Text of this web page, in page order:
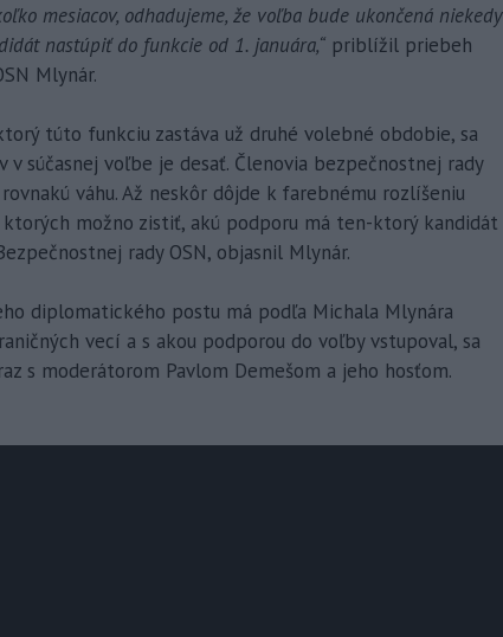
mesiacov, odhadujeme, že voľba bude ukončená niekedy
nastúpiť do funkcie od 1. januára,“ priblížil priebeh
Mlynár.
túto funkciu zastáva už druhé volebné obdobie, sa
v súčasnej voľbe je desať. Členovia bezpečnostnej rady
váhu. Až neskôr dôjde k farebnému rozlíšeniu
možno zistiť, akú podporu má ten-ktorý kandidát
rady OSN, objasnil Mlynár.
diplomatického postu má podľa Michala Mlynára
vecí a s akou podporou do voľby vstupoval, sa
s moderátorom Pavlom Demešom a jeho hosťom.